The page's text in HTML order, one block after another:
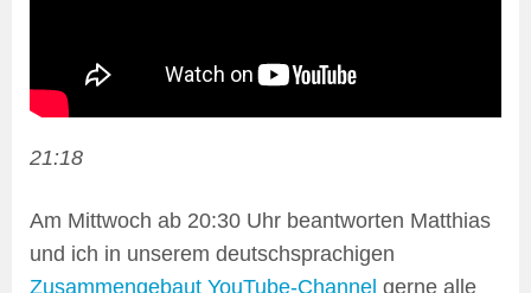
21:18
Am Mittwoch ab 20:30 Uhr beantworten Matthias
und ich in unserem deutschsprachigen
Zusammengebaut YouTube-Channel gerne alle